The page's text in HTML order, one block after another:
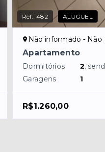
Ref.:482 ALUGUEL
Não informado -
Apartamento
Dormitórios 2,
Garagens
1
R$1.260,00